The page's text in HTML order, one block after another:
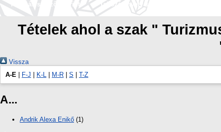
Tallózás szerző szerint
Tallózás nyelv szerint
Tételek ahol a szak "
Vissza
A-E
F-J K-L M-R S T-Z
A...
Andrik Alexa Enikő (1)